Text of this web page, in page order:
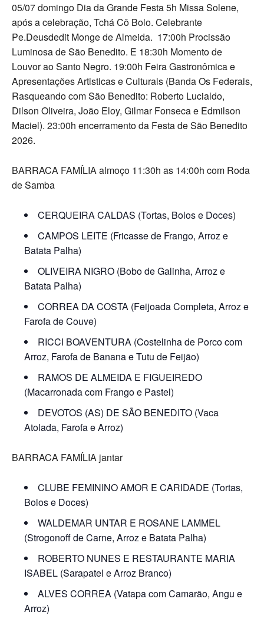
05/07 domingo Dia da Grande Festa 5h Missa Solene,
após a celebração, Tchá Cô Bolo. Celebrante
Pe.Deusdedit Monge de Almeida. 17:00h Procissão
Luminosa de São Benedito. E 18:30h Momento de
Louvor ao Santo Negro. 19:00h Feira Gastronômica e
Apresentações Artisticas e Culturais (Banda Os Federais,
Rasqueando com São Benedito: Roberto Lucialdo,
Dilson Oliveira, João Eloy, Gilmar Fonseca e Edmilson
Maciel). 23:00h encerramento da Festa de São Benedito
2026.
BARRACA FAMÍLIA almoço 11:30h as 14:00h com Roda
de Samba
CERQUEIRA CALDAS (Tortas, Bolos e Doces)
CAMPOS LEITE (Fricasse de Frango, Arroz e
Batata Palha)
OLIVEIRA NIGRO (Bobo de Galinha, Arroz e
Batata Palha)
CORREA DA COSTA (Feijoada Completa, Arroz e
Farofa de Couve)
RICCI BOAVENTURA (Costelinha de Porco com
Arroz, Farofa de Banana e Tutu de Feijão)
RAMOS DE ALMEIDA E FIGUEIREDO
(Macarronada com Frango e Pastel)
DEVOTOS (AS) DE SÃO BENEDITO (Vaca
Atolada, Farofa e Arroz)
BARRACA FAMÍLIA jantar
CLUBE FEMININO AMOR E CARIDADE (Tortas,
Bolos e Doces)
WALDEMAR UNTAR E ROSANE LAMMEL
(Strogonoff de Carne, Arroz e Batata Palha)
ROBERTO NUNES E RESTAURANTE MARIA
ISABEL (Sarapatel e Arroz Branco)
ALVES CORREA (Vatapa com Camarão, Angu e
Arroz)